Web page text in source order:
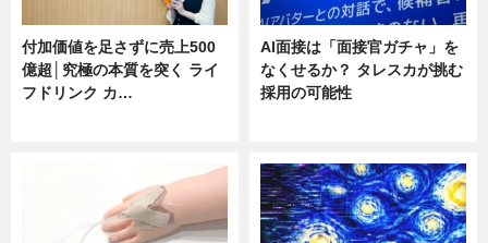
付加価値を足さずに売上500
億超│究極の本質を突く ライ
フドリンク カ…
AI面接は「面接官ガチャ」を
なくせるか？ タレスカが挑む
採用の可能性